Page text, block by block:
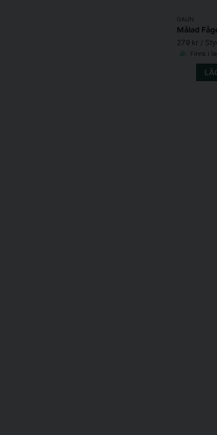
GAUN
Målad
279 kr /
Finns i